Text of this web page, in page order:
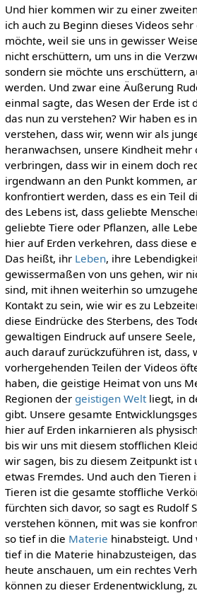
Und hier kommen wir zu einer
ich auch zu Beginn dieses Videos
möchte, weil sie uns in gewisser
nicht erschüttern, um uns in die
sondern sie möchte uns erschüttern,
werden. Und zwar eine Äußerung
einmal sagte, das Wesen der Erde ist
das nun zu verstehen? Wir haben es
verstehen, dass wir, wenn wir als
heranwachsen, unsere Kindheit
verbringen, dass wir in einem doch
irgendwann an den Punkt kommen,
konfrontiert werden, dass es ein Teil
des Lebens ist, dass geliebte
geliebte Tiere oder Pflanzen, alle
hier auf Erden verkehren, dass diese
Das heißt, ihr Leben, ihre
gewissermaßen von uns gehen, wir
sind, mit ihnen weiterhin so
Kontakt zu sein, wie wir es zu
diese Eindrücke des Sterbens, des
gewaltigen Eindruck auf unsere
auch darauf zurückzuführen ist, dass,
vorhergehenden Teilen der Videos
haben, die geistige Heimat von uns
Regionen der geistigen Weltliegt, in
gibt. Unsere gesamte
hier auf Erden inkarnieren als
bis wir uns mit diesem stofflichen
wir sagen, bis zu diesem Zeitpunkt ist
etwas Fremdes. Und auch den Tieren
Tieren ist die gesamte stoffliche
fürchten sich davor, so sagt es Rudolf
verstehen können, mit was sie
so tief in die Materie hinabsteigt. Und
tief in die Materie hinabzusteigen,
heute anschauen, um ein rechtes
können zu dieser Erdenentwicklung,